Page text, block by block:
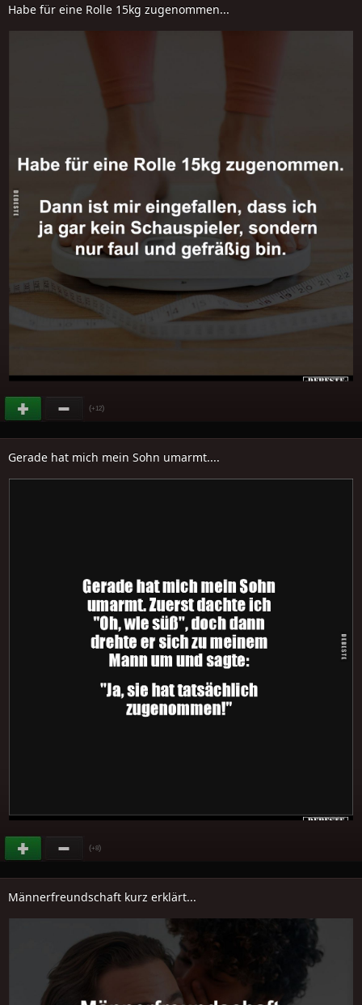
Habe für eine Rolle 15kg zugenommen...
(+12)
Gerade hat mich mein Sohn umarmt....
(+8)
Männerfreundschaft kurz erklärt...